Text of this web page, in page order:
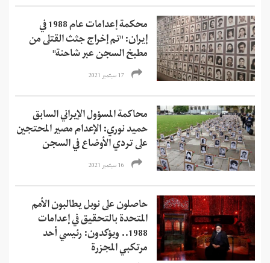
محكمة إعدامات عام 1988 في
إيران: "تم إخراج جثث القتلى من
مطبخ السجن عبر شاحنة"
17 سبتمبر 2021
محاكمة المسؤول الإيراني السابق
حميد نوري: الإعدام مصير المحتجين
على تردي الأوضاع في السجن
16 سبتمبر 2021
حاصلون على نوبل يطالبون الأمم
المتحدة بالتحقيق في إعدامات
1988.. ويؤكدون: رئيسي أحد
مرتكبي المجزرة